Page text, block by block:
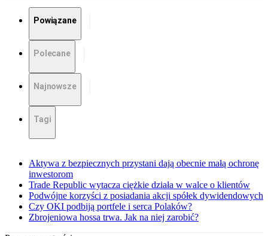
Powiązane
Polecane
Najnowsze
Tagi
Aktywa z bezpiecznych przystani dają obecnie małą ochronę
inwestorom
Trade Republic wytacza ciężkie działa w walce o klientów
Podwójne korzyści z posiadania akcji spółek dywidendowych
Czy OKI podbiją portfele i serca Polaków?
Zbrojeniowa hossa trwa. Jak na niej zarobić?